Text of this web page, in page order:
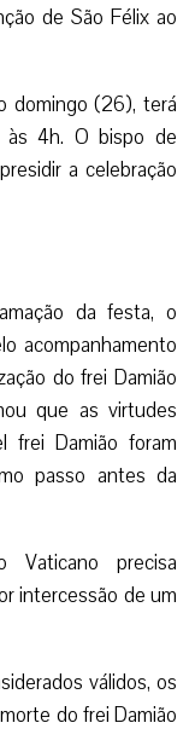
de São Félix ao
domingo (26), terá
às 4h. O bispo de
a celebração
da festa, o
acompanhamento
do frei Damião
que as virtudes
frei Damião foram
passo antes da
Vaticano precisa
intercessão de um
válidos, os
do frei Damião